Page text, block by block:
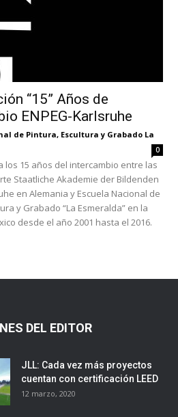
“15” Años de
ENPEG-Karlsruhe
de Pintura, Escultura y Grabado La
0
los 15 años del intercambio entre las
Staatliche Akademie der Bildenden
en Alemania y Escuela Nacional de
y Grabado “La Esmeralda” en la
desde el año 2001 hasta el 2016.
DEL EDITOR
JLL: Cada vez más proyectos
cuentan con certificación LEED
12 marzo, 2020